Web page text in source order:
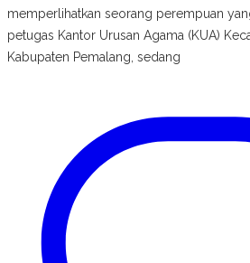
memperlihatkan seorang perempuan
petugas Kantor Urusan Agama (KUA)
Kabupaten Pemalang, sedang